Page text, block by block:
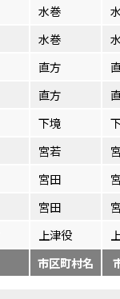
水巻
水巻
直方
直方
下境
宮若
宮田
宮田
上津役
市区町村名